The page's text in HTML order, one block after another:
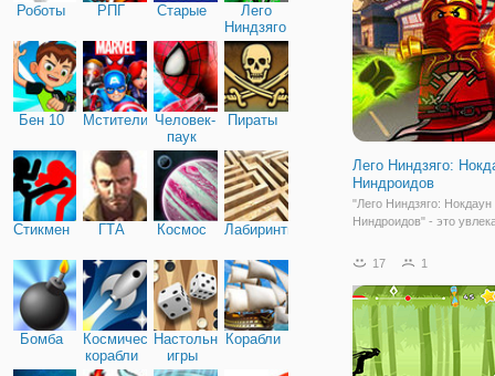
Роботы РПГ Старые
Лего
Ниндзяго
Бен 10 Мстители Человек-
паук
Пираты
Стикмен ГТА Космос Лабиринты
Бомба
Космические
корабли
Настольные
игры
Корабли
Лего Ниндзяго:
Ниндроидов
"Лего Ниндзяго: Нокдаун
Ниндроидов" - это
играть за легендарных
окружении противников,
хотят вашей смерти. Но
17 1